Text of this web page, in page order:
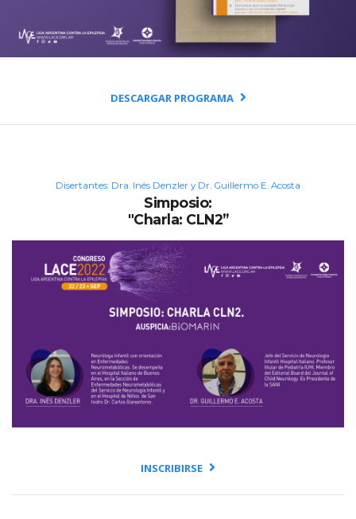
DESCARGAR PROGRAMA
Disertantes: Dra. Inés Denzler y Dr. Guillermo E. Acosta
Simposio:
"Charla: CLN2”
INSCRIBIRSE